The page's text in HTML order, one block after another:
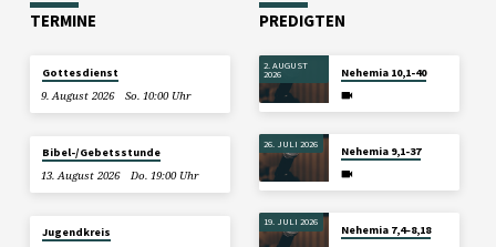
TERMINE
Gottesdienst
9. August 2026
So. 10:00 Uhr
Bibel-/Gebetsstunde
13. August 2026
Do. 19:00 Uhr
Jugendkreis
PREDIGTEN
2. AUGUST
2026 Nehemia 10,1-40
26. JULI 2026
Nehemia 9,1-37
19. JULI 2026
Nehemia 7,4–8,18